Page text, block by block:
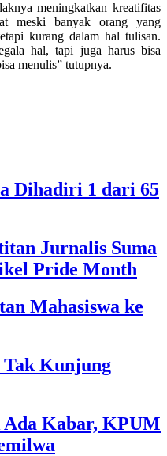
meningkatkan kreatifitas
meski banyak orang yang
kurang dalam hal tulisan.
hal, tapi juga harus bisa
menulis” tutupnya.
Dihadiri 1 dari 65
Jurnalis Suma
Pride Month
Mahasiswa ke
Kunjung
Ada Kabar, KPUM